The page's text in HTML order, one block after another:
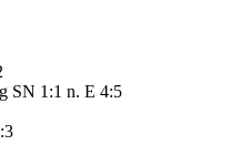
SN 1:1 n. E 4:5